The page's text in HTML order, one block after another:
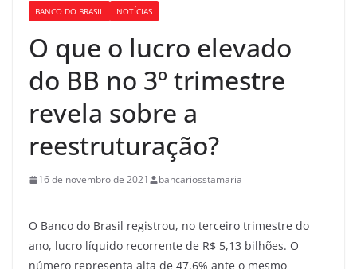
BANCO DO BRASIL NOTÍCIAS
O que o lucro elevado
do BB no 3º trimestre
revela sobre a
reestruturação?
16 de novembro de 2021 bancariosstamaria
O Banco do Brasil registrou, no terceiro trimestre do
ano, lucro líquido recorrente de R$ 5,13 bilhões. O
número representa alta de 47,6% ante o mesmo